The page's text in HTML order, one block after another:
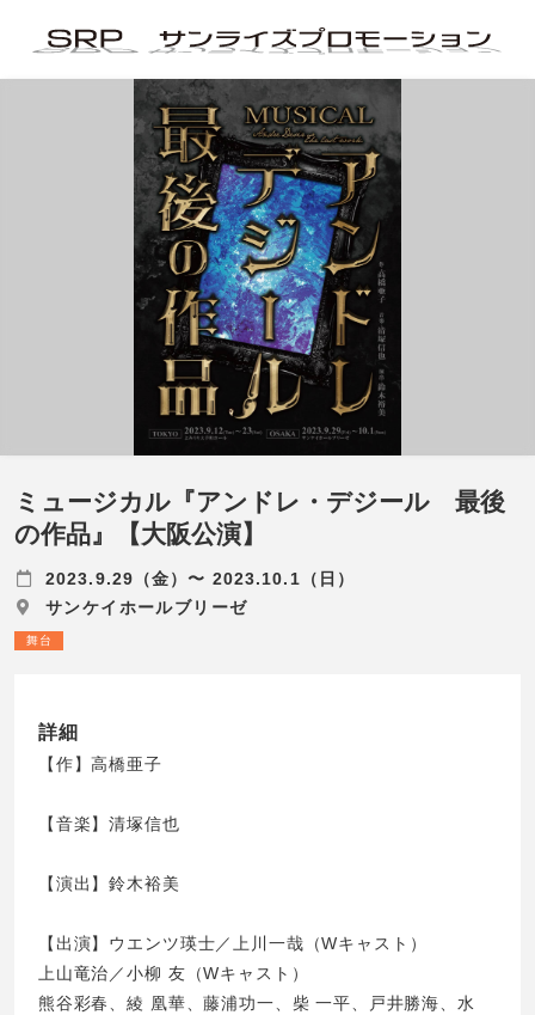
ミュージカル『アンドレ・デジール 最後
の作品』【大阪公演】
2023.9.29（金）〜 2023.10.1（日）
サンケイホールブリーゼ
舞台
詳細
【作】高橋亜子
【音楽】清塚信也
【演出】鈴木裕美
【出演】ウエンツ瑛士／上川一哉（Wキャスト）
上山竜治／小柳 友（Wキャスト）
熊谷彩春、綾 凰華、藤浦功一、柴 一平、戸井勝海、水